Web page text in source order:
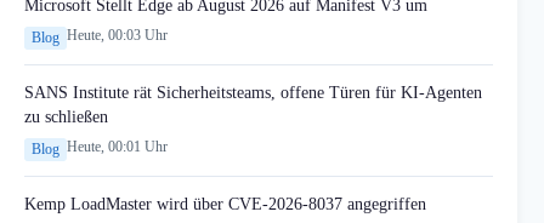
Microsoft Stellt Edge ab August 2026 auf Manifest V3 um
Blog Heute, 00:03 Uhr
SANS Institute rät Sicherheitsteams, offene Türen für KI-Agenten
zu schließen
Blog Heute, 00:01 Uhr
Kemp LoadMaster wird über CVE-2026-8037 angegriffen